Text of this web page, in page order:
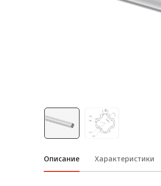
Алюминиевые
назначения
Радиаторный алюминиевый
профиль NEW!
Лист алюминиевый
Описание Характеристики